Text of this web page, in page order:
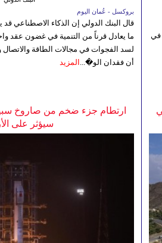
بروكسل - عُمان اليوم
قال البنك الدولي إن الذكاء الاصطناعي قد
ما يعادل قرناً من التنمية في غضون عقد
لسد الفجوات في مجالات الطاقة والاتصال
أن فقدان الو�... المزيد
في
ارتطام جزء ضخم من صاروخ
سيؤثر على